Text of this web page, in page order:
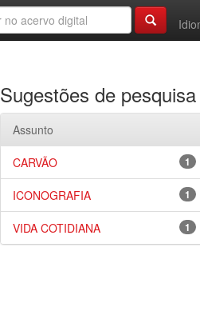
Sugestões de pesquisa
Assunto
1
CARVÃO
1
ICONOGRAFIA
1
VIDA COTIDIANA